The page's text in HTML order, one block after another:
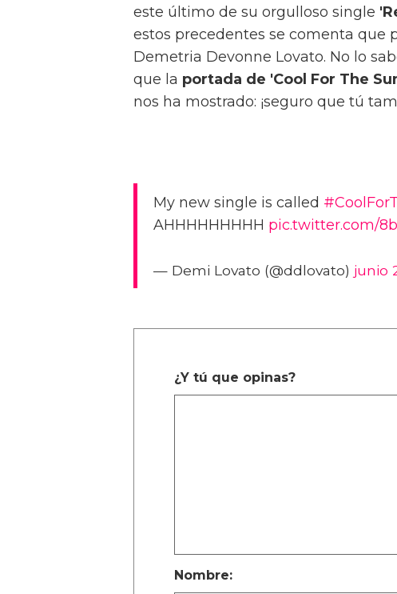
este último de su orgulloso single
estos precedentes se comenta que
Demetria Devonne Lovato. No lo
que la portada de 'Cool For The
nos ha mostrado: ¡seguro que tú
My new single is called
AHHHHHHHHH pic.twitter.com/
— Demi Lovato (@ddlovato) junio
¿Y tú que opinas?
Nombre: